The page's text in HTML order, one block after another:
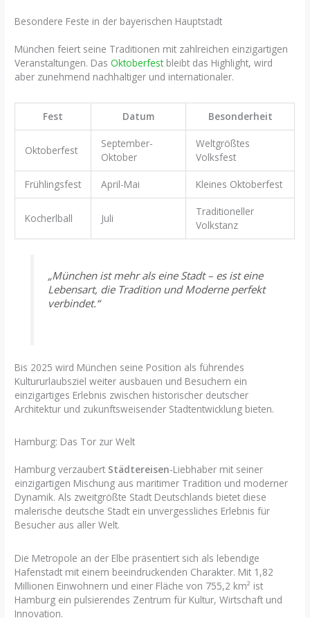
Besondere Feste in der bayerischen Hauptstadt
München feiert seine Traditionen mit zahlreichen einzigartigen
Veranstaltungen. DasOktoberfestbleibt das Highlight, wird
aber zunehmend nachhaltiger und internationaler.
Fest Datum Besonderheit
Oktoberfest
September-
Oktober
Weltgrößtes
Volksfest
Frühlingsfest April-Mai Kleines Oktoberfest
Kocherlball Juli
Traditioneller
Volkstanz
„München ist mehr als eine Stadt – es ist eine
Lebensart, die Tradition und Moderne perfekt
verbindet.“
Bis 2025 wird München seine Position als führendes
Kultururlaubsziel weiter ausbauen und Besuchern ein
einzigartiges Erlebnis zwischen historischer deutscher
Architektur und zukunftsweisender Stadtentwicklung bieten.
Hamburg: Das Tor zur Welt
Hamburg verzaubert Städtereisen-Liebhaber mit seiner
einzigartigen Mischung aus maritimer Tradition und moderner
Dynamik. Als zweitgrößte Stadt Deutschlands bietet diese
malerische deutsche Stadt ein unvergessliches Erlebnis für
Besucher aus aller Welt.
Die Metropole an der Elbe präsentiert sich als lebendige
Hafenstadt mit einem beeindruckenden Charakter. Mit 1,82
Millionen Einwohnern und einer Fläche von 755,2 km² ist
Hamburg ein pulsierendes Zentrum für Kultur, Wirtschaft und
Innovation.